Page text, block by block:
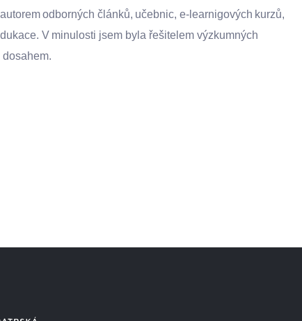
odborných článků, učebnic, e- learnigových kurzů,
V minulosti jsem byla řešitelem výzkumných